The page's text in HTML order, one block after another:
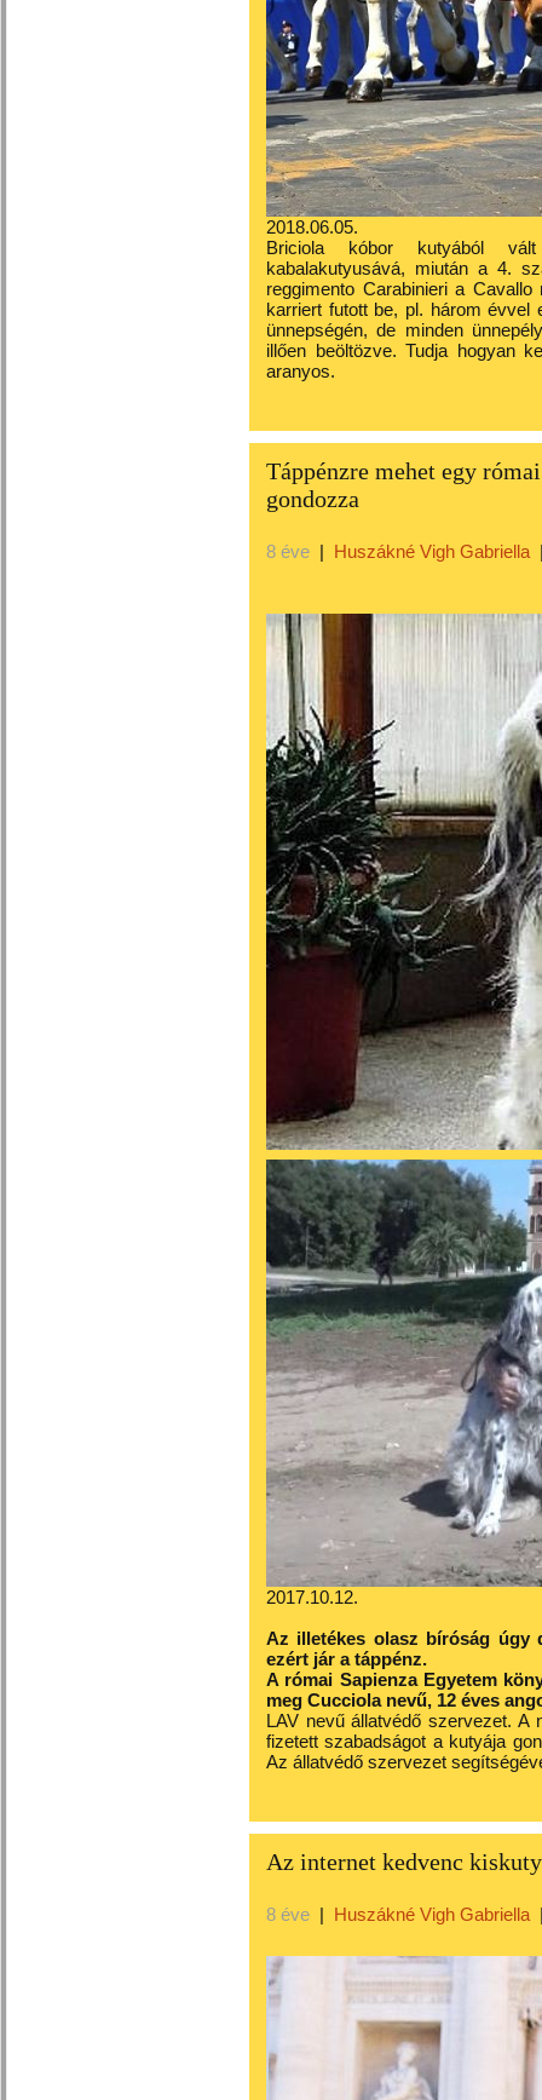
2018.06.05.
Briciola kóbor kutyából
kabalakutyusává, miután a 4.
reggimento Carabinieri a
karriert futott be, pl. három évvel
ünnepségén, de minden
illően beöltözve. Tudja hogyan
aranyos.
Táppénzre mehet egy
gondozza
8 éve | Huszákné Vigh Gabriella
2017.10.12.
Az illetékes olasz bíróság úgy
ezért jár a táppénz.
A római Sapienza Egyetem
meg Cucciola nevű, 12 éves
LAV nevű állatvédő szervezet. A
fizetett szabadságot a kutyája
Az állatvédő szervezet
Az internet kedvenc
8 éve | Huszákné Vigh Gabriella